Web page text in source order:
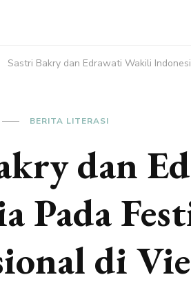
Sastri Bakry dan Edrawati Wakili
BERITA LITERASI
dan
Pada
di